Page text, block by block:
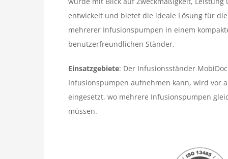
entwickelt und bietet die ideale Lösung für
mehrerer Infusionspumpen in einem
benutzerfreundlichen Ständer.
Einsatzgebiete: Der Infusionsständer
Infusionspumpen aufnehmen kann, wird vor
eingesetzt, wo mehrere Infusionspumpen
müssen.